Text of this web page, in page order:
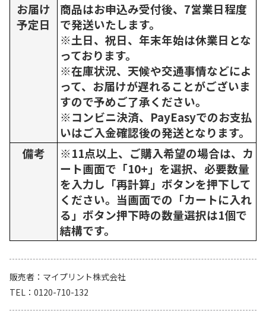
お届け
予定日
商品はお申込み受付後、7営業日程度
で発送いたします。
※土日、祝日、年末年始は休業日とな
っております。
※在庫状況、天候や交通事情などによ
って、お届けが遅れることがございま
すので予めご了承ください。
※コンビニ決済、PayEasyでのお支払
いはご入金確認後の発送となります。
備考
※11点以上、ご購入希望の場合は、カ
ート画面で「10+」を選択、必要数量
を入力し「再計算」ボタンを押下して
ください。当画面での「カートに入れ
る」ボタン押下時の数量選択は1個で
結構です。
販売者
マイプリント株式会社
TEL
0120-710-132